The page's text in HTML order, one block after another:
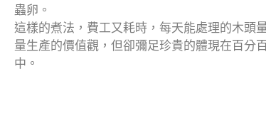
蟲卵。
這樣的煮法，費工又耗時，每天能處理的木頭
量生產的價值觀，但卻彌足珍貴的體現在百分
中。